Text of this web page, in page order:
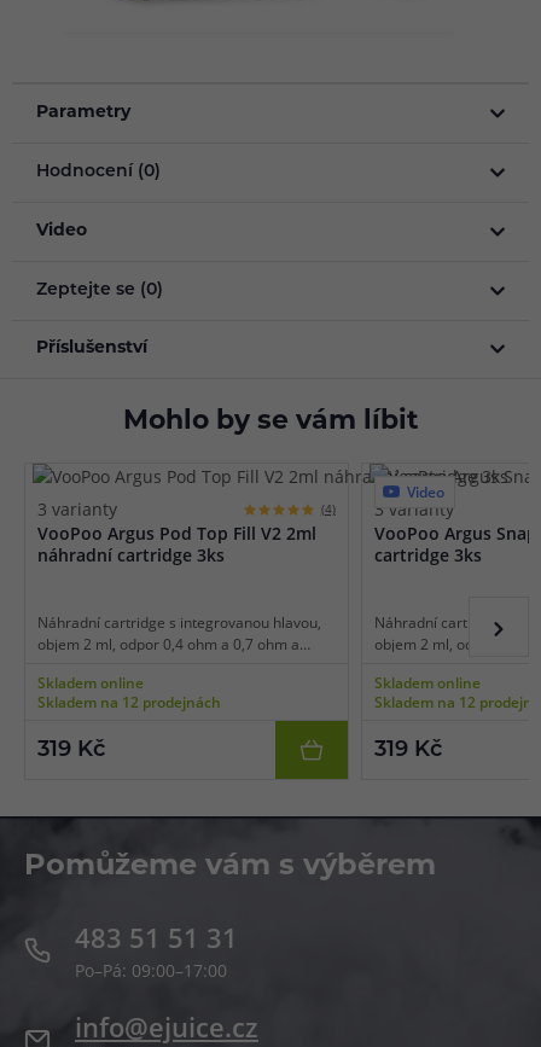
Parametry
Hodnocení (0)
Video
Zeptejte se (0)
Příslušenství
Mohlo by se vám líbit
3 varianty (4)
VooPoo Argus Pod Top Fill V2 2ml
náhradní cartridge 3ks
Náhradní cartridge s integrovanou hlavou,
objem 2 ml, odpor 0,4 ohm a 0,7 ohm a
pro MTL a RDL vaping, 3ks v balení.
Skladem online
Skladem na 12 prodejnách
319 Kč
Video
3 varianty
VooPoo Argus
cartridge 3ks
Náhradní cartridge s
objem 2 ml, odpor 0,4
pro MTL a RDL vaping,
Skladem online
Skladem na 12
319 Kč
Pomůžeme vám s výběrem
483 51 51 31
Po–Pá: 09:00–17:00
info@ejuice.cz